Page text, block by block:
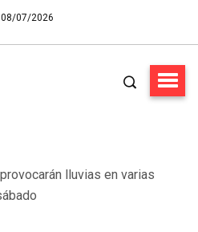
08/07/2026